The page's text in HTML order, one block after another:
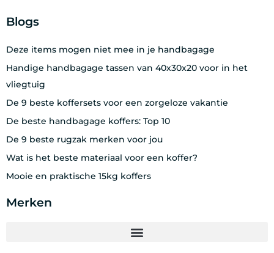
Blogs
Deze items mogen niet mee in je handbagage
Handige handbagage tassen van 40x30x20 voor in het
vliegtuig
De 9 beste koffersets voor een zorgeloze vakantie
De beste handbagage koffers: Top 10
De 9 beste rugzak merken voor jou
Wat is het beste materiaal voor een koffer?
Mooie en praktische 15kg koffers
Merken